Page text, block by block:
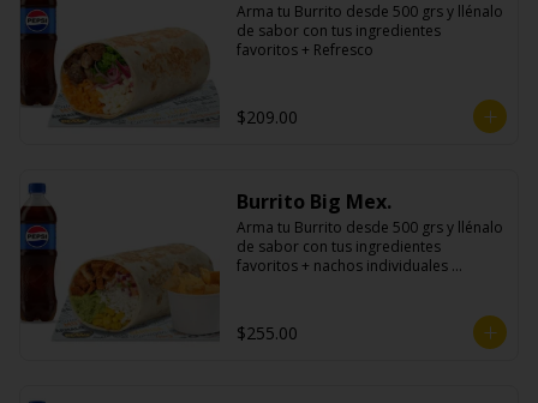
Arma tu Burrito desde 500 grs y llénalo
de sabor con tus ingredientes
favoritos + Refresco
$209.00
Burrito Big Mex.
Arma tu Burrito desde 500 grs y llénalo
de sabor con tus ingredientes
favoritos + nachos individuales
$255.00